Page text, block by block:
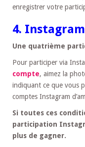
enregistrer votre
4. Instagram
Une quatrième
Pour participer via
compte, aimez la
indiquant ce que vous
comptes Instagram
Si toutes ces
participation
plus de gagner.